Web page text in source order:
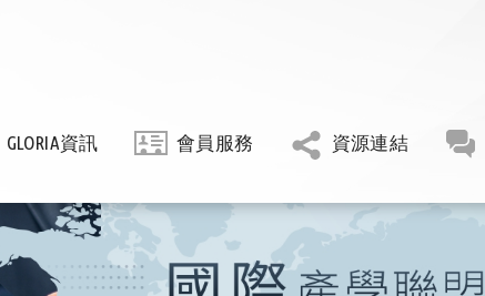
GLORIA資訊 會員服務 資源連結